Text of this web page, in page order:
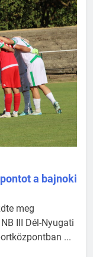
a bajnoki
meg
III Dél-Nyugati
...